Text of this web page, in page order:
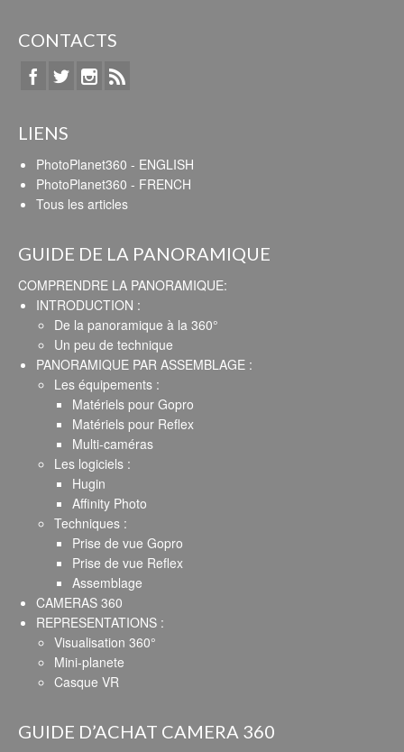
CONTACTS
LIENS
PhotoPlanet360 - ENGLISH
PhotoPlanet360 - FRENCH
Tous les articles
GUIDE DE LA PANORAMIQUE
COMPRENDRE LA PANORAMIQUE:
INTRODUCTION :
De la panoramique à la 360°
Un peu de technique
PANORAMIQUE PAR ASSEMBLAGE :
Les équipements :
Matériels pour Gopro
Matériels pour Reflex
Multi-caméras
Les logiciels :
Hugin
Affinity Photo
Techniques :
Prise de vue Gopro
Prise de vue Reflex
Assemblage
CAMERAS 360
REPRESENTATIONS :
Visualisation 360°
Mini-planete
Casque VR
GUIDE D’ACHAT CAMERA 360